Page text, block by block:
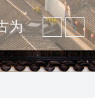
为
族